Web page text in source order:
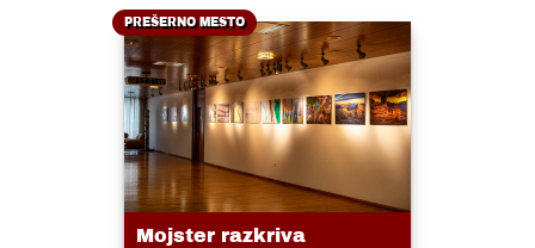
PREŠERNO MESTO
Mojster razkriva